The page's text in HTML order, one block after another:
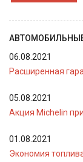
06.08.2021
Расширенная
05.08.2021
Акция Michelin
01.08.2021
Экономия